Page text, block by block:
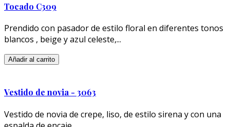
Tocado C309
Prendido con pasador de estilo floral en diferentes tonos
blancos , beige y azul celeste,...
Añadir al carrito
Vestido de novia - 3063
Vestido de novia de crepe, liso, de estilo sirena y con una